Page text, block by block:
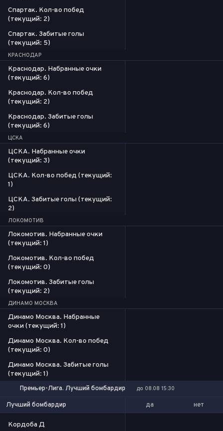
Спартак. Кол-во побед
(текущий: 2)
Спартак. Забитые голы
(текущий: 5)
КРАСНОДАР
Краснодар. Набранные очки
(текущий: 6)
Краснодар. Кол-во побед
(текущий: 2)
Краснодар. Забитые голы
(текущий: 6)
ЦСКА
ЦСКА. Набранные очки
(текущий: 3)
ЦСКА. Кол-во побед (текущий:
1)
ЦСКА. Забитые голы (текущий:
2)
ЛОКОМОТИВ
Локомотив. Набранные очки
(текущий: 1)
Локомотив. Кол-во побед
(текущий: 0)
Локомотив. Забитые голы
(текущий: 2)
ДИНАМО МОСКВА
Динамо Москва. Набранные
очки (текущий: 1)
Динамо Москва. Кол-во побед
(текущий: 0)
Динамо Москва. Забитые голы
(текущий: 1)
Премьер-Лига. Лучший бомбардир до 08.08 15:30
Лучший бомбардир да нет
Кордоба Д